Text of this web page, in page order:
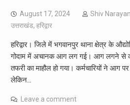
August 17, 2024 Shiv Narayan
उत्तराखंड, हरिद्वार
हरिद्वार। जिले में भगवानपुर थाना क्षेत्र के
गोदाम में अचानक आग लग गई। आग लगने से
तफरी का माहौल हो गया। कर्मचारियों ने आग
लेकिन…
Leave a comment